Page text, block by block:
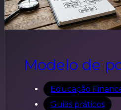
Modelo de
Educação
Guias práticos